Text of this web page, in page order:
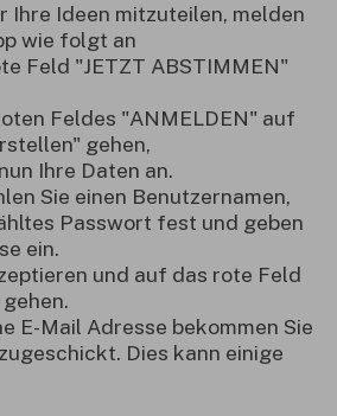
Ihre Ideen mitzuteilen, melden
wie folgt an
Feld "JETZT ABSTIMMEN"
Feldes "ANMELDEN" auf
gehen,
Ihre Daten an.
Sie einen Benutzernamen,
Passwort fest und geben
ein.
und auf das rote Feld
E-Mail Adresse bekommen Sie
Dies kann einige